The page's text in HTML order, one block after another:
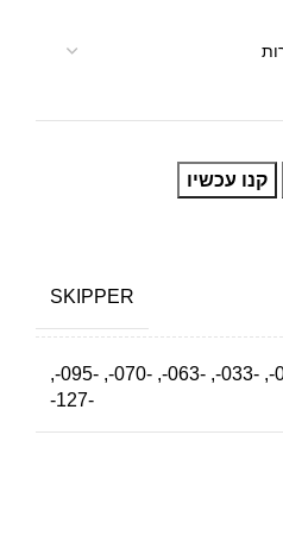
קנו עכשיו
SKIPPER
-018-, -020-, -033-, -063-, -070-, -095-,
-127-